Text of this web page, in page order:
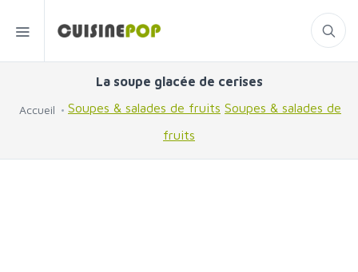
La soupe glacée de cerises
Accueil Soupes & salades de fruits Soupes & salades de
fruits